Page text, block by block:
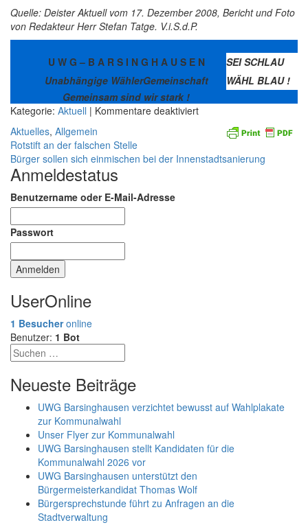
Quelle: Deister Aktuell vom 17. Dezember 2008, Bericht und Foto
von Redakteur Herr Stefan Tatge. V.i.S.d.P.
U W G – B A R S I N G H A U S E N
SEI SCHLAU
Unabhängige WählerGemeinschaft
WÄHL BLAU !
Gemeinsam sind wir stark !
Kategorie: Aktuell | Kommentare deaktiviertfür
für
Aktuelles, Allgemein
Beitragsnavigation
Rotstift an der falschen Stelle
Bürger sollen sich einmischen bei der Innenstadtsanierung
Anmeldestatus
Benutzername oder E-Mail-Adresse
Passwort
UserOnline
1 Besucheronline
Benutzer: 1 Bot
Neueste Beiträge
UWG Barsinghausen verzichtet bewusst auf Wahlplakate
zur Kommunalwahl
Unser Flyer zur Kommunalwahl
UWG Barsinghausen stellt Kandidaten für die
Kommunalwahl 2026 vor
UWG Barsinghausen unterstützt den
Bürgermeisterkandidat Thomas Wolf
Bürgersprechstunde führt zu Anfragen an die
Stadtverwaltung